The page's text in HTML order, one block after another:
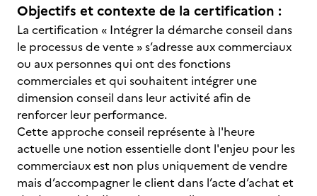
Objectifs et contexte de la certification :
La certification « Intégrer la démarche conseil dans
le processus de vente » s’adresse aux commerciaux
ou aux personnes qui ont des fonctions
commerciales et qui souhaitent intégrer une
dimension conseil dans leur activité afin de
renforcer leur performance.
Cette approche conseil représente à l'heure
actuelle une notion essentielle dont l'enjeu pour les
commerciaux est non plus uniquement de vendre
mais d’accompagner le client dans l’acte d’achat et